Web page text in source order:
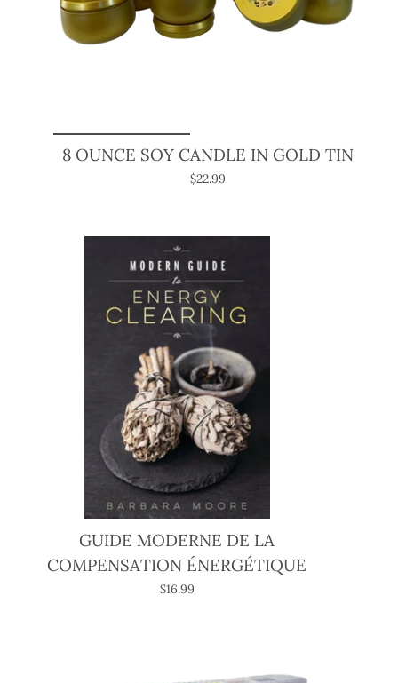
8 OUNCE SOY CANDLE IN GOLD TIN
$22.99
GUIDE MODERNE DE LA
COMPENSATION ÉNERGÉTIQUE
$16.99